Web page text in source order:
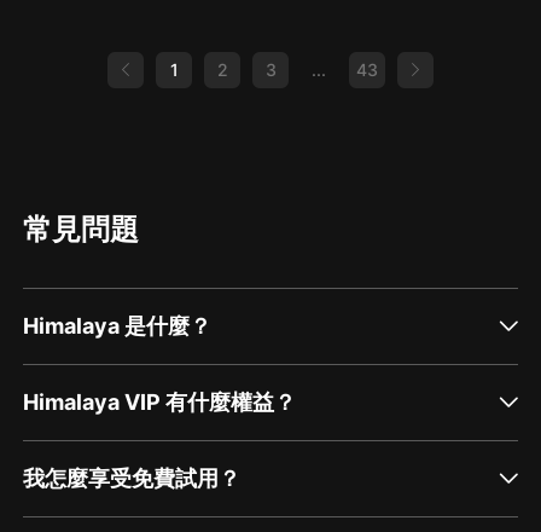
1 2 3 ... 43
常見問題
Himalaya 是什麼？
Himalaya VIP 有什麼權益？
我怎麼享受免費試用？